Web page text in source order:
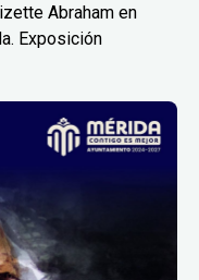
Abraham en
Exposición